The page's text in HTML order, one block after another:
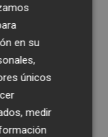
en su
únicos
medir